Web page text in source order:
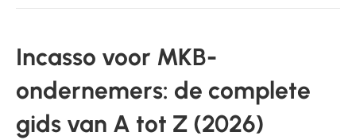
Incasso voor MKB-
ondernemers: de complete
gids van A tot Z (2026)